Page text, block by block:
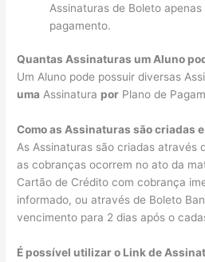
Assinaturas de Boleto
pagamento.
Quantas Assinaturas um Aluno
Um Aluno pode possuir diversas
uma Assinatura por Plano de
Como as Assinaturas são criadas
As Assinaturas são criadas através
as cobranças ocorrem no ato da
Cartão de Crédito com cobrança
informado, ou através de Boleto
vencimento para 2 dias após o
É possível utilizar o Link de